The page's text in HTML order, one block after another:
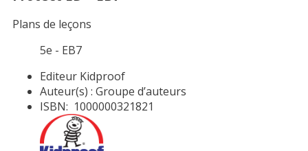
Plans de leçons
5e - EB7
Editeur Kidproof
Auteur(s) : Groupe d’auteurs
ISBN: 1000000321821